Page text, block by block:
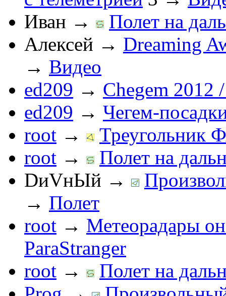
Иван →
Полет на
Алексей → Dreaming
→ Видео
ed209 → Chegem 2012
ed209 → Чегем-
root →
Треугольник
root →
Полет на
DиVнЫй →
→ Полет
root → Метеорадары
ParaStranger
root →
Полет на